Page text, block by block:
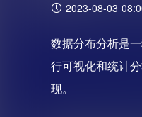
2023-08-03
数据分布分析是
行可视化和统计
现。